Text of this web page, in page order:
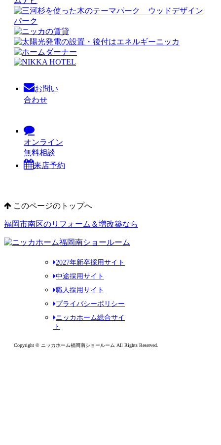
お問い
合わせ
オンライン
無料相談
来店予約
このページのトップへ
福岡市南区のリフォーム＆増改築なら
2027年新卒採用サイト
中途採用サイト
職人採用サイト
プライバシーポリシー
ニッカホーム総合サイ
ト
Copyright © ニッカホーム福岡南ショールーム All Rights Reserved.